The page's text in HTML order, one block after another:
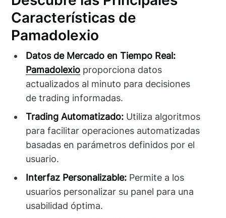
Características de
Pamadolexio
Datos de Mercado en Tiempo Real:
Pamadolexio proporciona datos
actualizados al minuto para decisiones
de trading informadas.
Trading Automatizado: Utiliza algoritmos
para facilitar operaciones automatizadas
basadas en parámetros definidos por el
usuario.
Interfaz Personalizable: Permite a los
usuarios personalizar su panel para una
usabilidad óptima.